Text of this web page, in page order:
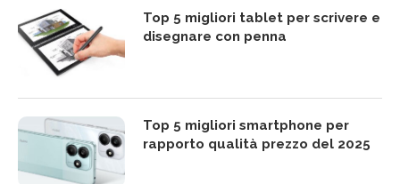
Top 5 migliori tablet per scrivere e
disegnare con penna
Top 5 migliori smartphone per
rapporto qualità prezzo del 2025